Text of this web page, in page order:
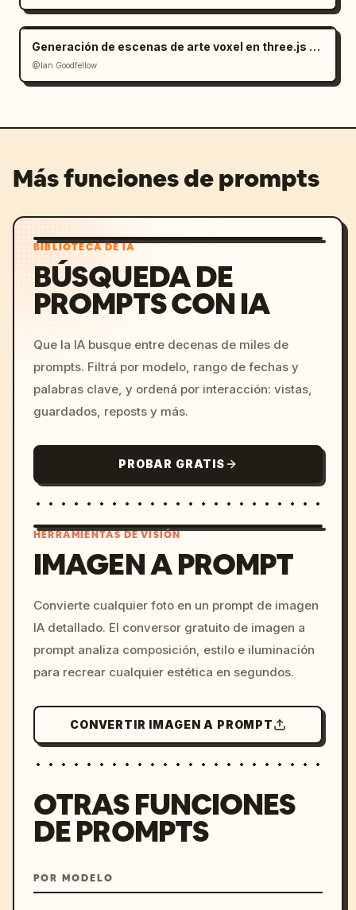
Generación de escenas de arte voxel en three.js a partir de una imagen
@Ian Goodfellow
Más funciones de prompts
BIBLIOTECA DE IA
BÚSQUEDA DE
PROMPTS CON IA
Que la IA busque entre decenas de miles de
prompts. Filtrá por modelo, rango de fechas y
palabras clave, y ordená por interacción: vistas,
guardados, reposts y más.
PROBAR GRATIS
c, cyberpunk sunset, neon
colors, 8k --v 6.0
HERRAMIENTAS DE VISIÓN
IMAGEN A PROMPT
Convierte cualquier foto en un prompt de imagen
IA detallado. El conversor gratuito de imagen a
prompt analiza composición, estilo e iluminación
para recrear cualquier estética en segundos.
CONVERTIR IMAGEN A PROMPT
OTRAS FUNCIONES
DE PROMPTS
POR MODELO